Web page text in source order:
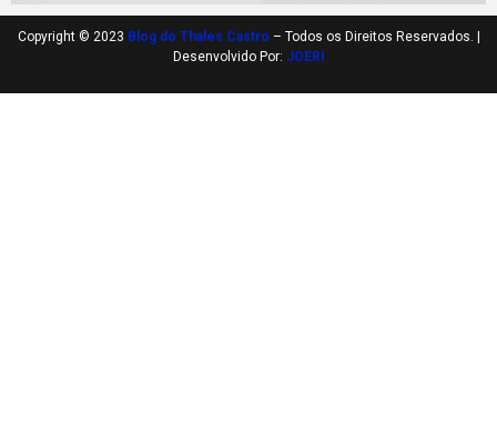
Copyright © 2023 Blog do Thales Castro – Todos os Direitos Reservados. |
Desenvolvido Por: JOERI